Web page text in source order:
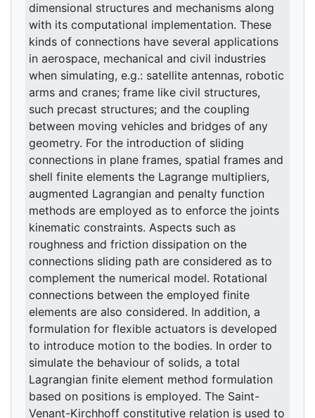
dimensional structures and mechanisms along
with its computational implementation. These
kinds of connections have several applications
in aerospace, mechanical and civil industries
when simulating, e.g.: satellite antennas, robotic
arms and cranes; frame like civil structures,
such precast structures; and the coupling
between moving vehicles and bridges of any
geometry. For the introduction of sliding
connections in plane frames, spatial frames and
shell finite elements the Lagrange multipliers,
augmented Lagrangian and penalty function
methods are employed as to enforce the joints
kinematic constraints. Aspects such as
roughness and friction dissipation on the
connections sliding path are considered as to
complement the numerical model. Rotational
connections between the employed finite
elements are also considered. In addition, a
formulation for flexible actuators is developed
to introduce motion to the bodies. In order to
simulate the behaviour of solids, a total
Lagrangian finite element method formulation
based on positions is employed. The Saint-
Venant-Kirchhoff constitutive relation is used to